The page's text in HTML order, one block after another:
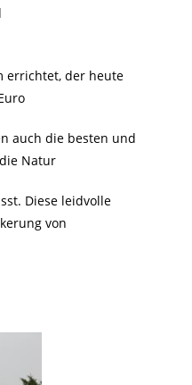
errichtet, der heute
auch die besten und
Natur
Diese leidvolle
von